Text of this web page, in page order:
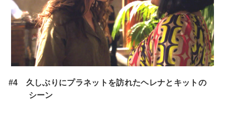
#4 久しぶりにプラネットを訪れたヘレナとキットの
シーン